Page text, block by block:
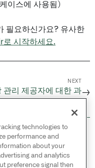
이스에 사용됨)
필요하신가요? 유사한
로 시작하세요.
NEXT
관리 제공자에 대한 과→
All rights
technologies to
performance and
about your
and analytics
preference signal then